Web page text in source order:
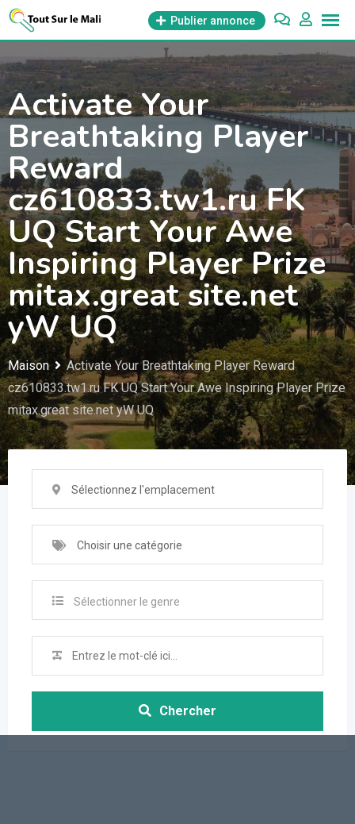
Aller
Publier annonce
Activate Your
Breathtaking Player
Reward
cz610833.tw1.ru FK
UQ Start Your Awe
Inspiring Player Prize
mitax.great site.net
yW UQ
Maison
Activate Your Breathtaking Player Reward
cz610833.tw1.ru FK UQ Start Your Awe Inspiring Player Prize
mitax.great site.net yW UQ
Sélectionnez l'emplacement
Choisir une catégorie
Sélectionner le genre
Chercher